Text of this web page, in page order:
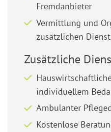
Fremdanbieter
Vermittlung und
zusätzlichen
Zusätzliche
individuellem
Ambulanter
Kostenlose